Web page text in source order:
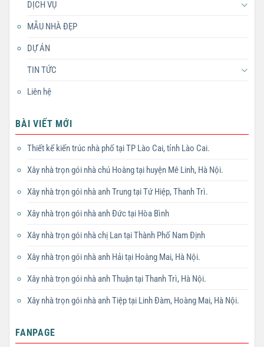
DỊCH VỤ
MẪU NHÀ ĐẸP
DỰ ÁN
TIN TỨC
Liên hệ
BÀI VIẾT MỚI
Thiết kế kiến trúc nhà phố tại TP Lào Cai, tỉnh Lào Cai.
Xây nhà trọn gói nhà chú Hoàng tại huyện Mê Linh, Hà Nội.
Xây nhà trọn gói nhà anh Trung tại Tứ Hiệp, Thanh Trì.
Xây nhà trọn gói nhà anh Đức tại Hòa Bình
Xây nhà trọn gói nhà chị Lan tại Thành Phố Nam Định
Xây nhà trọn gói nhà anh Hải tại Hoàng Mai, Hà Nội.
Xây nhà trọn gói nhà anh Thuận tại Thanh Trì, Hà Nội.
Xây nhà trọn gói nhà anh Tiệp tại Linh Đàm, Hoàng Mai, Hà Nội.
FANPAGE